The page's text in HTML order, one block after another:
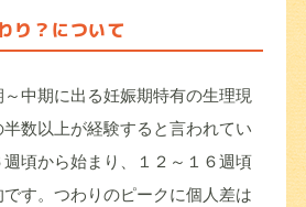
り？について
中期に出る妊娠期特有の生理現
数以上が経験すると言われてい
頃から始まり、１２～１６週頃
す。つわりのピークに個人差は